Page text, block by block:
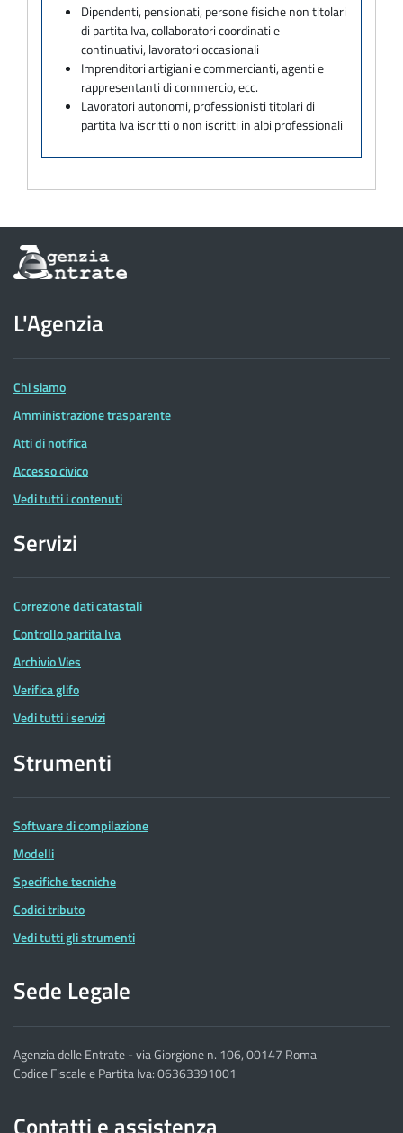
Dipendenti, pensionati, persone fisiche non titolari
di partita Iva, collaboratori coordinati e
continuativi, lavoratori occasionali
Imprenditori artigiani e commercianti, agenti e
rappresentanti di commercio, ecc.
Lavoratori autonomi, professionisti titolari di
partita Iva iscritti o non iscritti in albi professionali
Informazioni
sul
dell'Agenzia
delle
Entrate
L'Agenzia
Chi siamo
Amministrazione trasparente
Atti di notifica
Accesso civico
Vedi tutti i contenuti
Servizi
Correzione dati catastali
Controllo partita Iva
Archivio Vies
Verifica glifo
Vedi tutti i servizi
Strumenti
Software di compilazione
Modelli
Specifiche tecniche
Codici tributo
Vedi tutti gli strumenti
Sede Legale
Agenzia delle Entrate - via Giorgione n. 106, 00147 Roma
Codice Fiscale e Partita Iva: 06363391001